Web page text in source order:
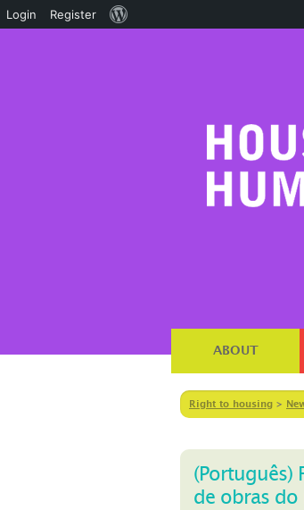
ABOUT
Right to housing >
(Português)
de obras do
Login Register